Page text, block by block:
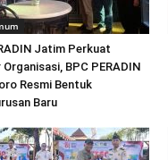
Jatim Perkuat
BPC PERADIN
Resmi Bentuk
Baru